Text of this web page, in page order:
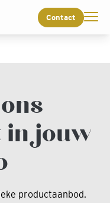
Contact
in jouw
productaanbod.